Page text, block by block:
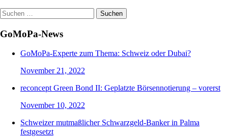
Suchen
nach:
GoMoPa-News
GoMoPa-Experte zum Thema: Schweiz oder Dubai?
November 21, 2022
reconcept Green Bond II: Geplatzte Börsennotierung – vorerst
November 10, 2022
Schweizer mutmaßlicher Schwarzgeld-Banker in Palma
festgesetzt